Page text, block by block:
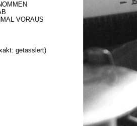
VORAUS
getasslert)